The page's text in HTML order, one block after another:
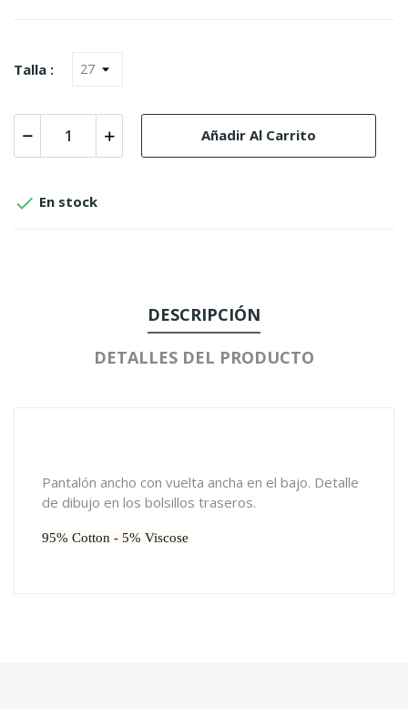
Talla :
Añadir Al Carrito
 En stock
DESCRIPCIÓN
DETALLES DEL PRODUCTO
Pantalón ancho con vuelta ancha en el bajo. Detalle
de dibujo en los bolsillos traseros.
95% Cotton - 5% Viscose